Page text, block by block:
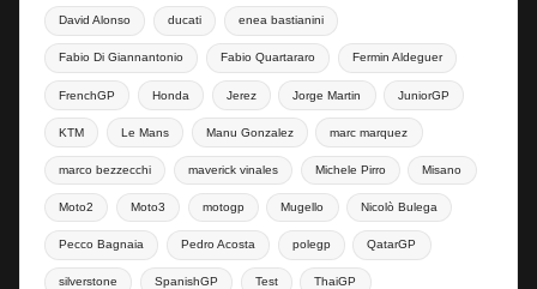
David Alonso ducati enea bastianini
Fabio Di Giannantonio Fabio Quartararo Fermin Aldeguer
FrenchGP Honda Jerez Jorge Martin JuniorGP
KTM Le Mans Manu Gonzalez marc marquez
marco bezzecchi maverick vinales Michele Pirro Misano
Moto2 Moto3 motogp Mugello Nicolò Bulega
Pecco Bagnaia Pedro Acosta polegp QatarGP
silverstone SpanishGP Test ThaiGP